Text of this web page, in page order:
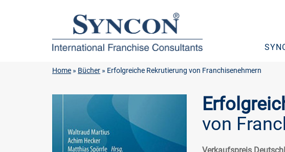
Home » Bücher » Erfolgreiche Rekrutierung von Franchisenehmern
von